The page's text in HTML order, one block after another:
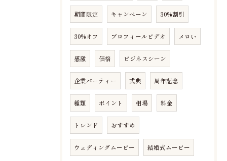
期間限定 キャンペーン 30%割引
30%オフ プロフィールビデオ メロい
感激 価格 ビジネスシーン
企業パーティー 式典 周年記念
種類 ポイント 相場 料金
トレンド おすすめ
ウェディングムービー 結婚式ムービー